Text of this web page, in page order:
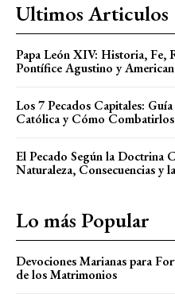
Ultimos Articulos
Papa León XIV: Historia, Fe,
Pontífice Agustino y
Los 7 Pecados Capitales:
Católica y Cómo Combatirlos
El Pecado Según la Doctrina
Naturaleza, Consecuencias y
Lo más Popular
Devociones Marianas para
de los Matrimonios